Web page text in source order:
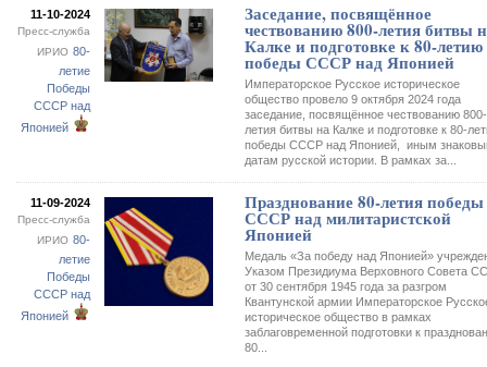
11-10-2024
Пресс-служба
ИРИО 80-
летие
Победы
СССР над
Японией
Заседание, посвящённое
чествованию 800-летия битвы
Калке и подготовке к 80-летию
победы СССР над Японией
Императорское Русское историческое
общество провело 9 октября 2024 года
заседание, посвящённое чествованию 800-
летия битвы на Калке и подготовке к 80-
победы СССР над Японией, иным
датам русской истории. В рамках за...
11-09-2024
Пресс-служба
ИРИО 80-
летие
Победы
СССР над
Японией
Празднование 80-летия победы
СССР над милитаристской
Японией
Медаль «За победу над Японией»
Указом Президиума Верховного Совета
от 30 сентября 1945 года за разгром
Квантунской армии Императорское
историческое общество в рамках
заблаговременной подготовки к
80...